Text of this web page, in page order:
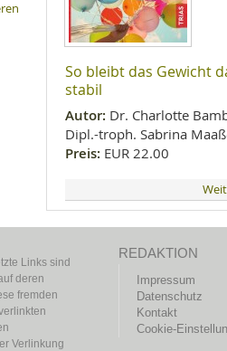
So bleibt das Gewicht
stabil
Autor: Dr. Charlotte
Dipl.-troph. Sabrina
Preis: EUR 22.00
Links sind
deren
fremden
Verlinkung
REDAKTION
Impressum
Datenschutz
Kontakt
Cookie-